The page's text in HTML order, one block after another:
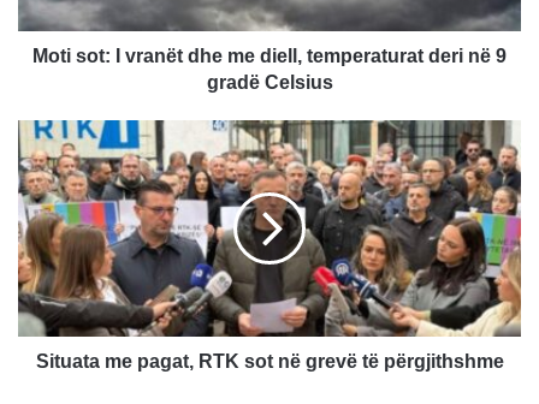
deri
Celsius
Moti sot: I vranët dhe me diell, temperaturat deri në 9
gradë Celsius
Situata
me
pagat,
RTK
sot
në
grevë
të
përgjithshme
Situata me pagat, RTK sot në grevë të përgjithshme